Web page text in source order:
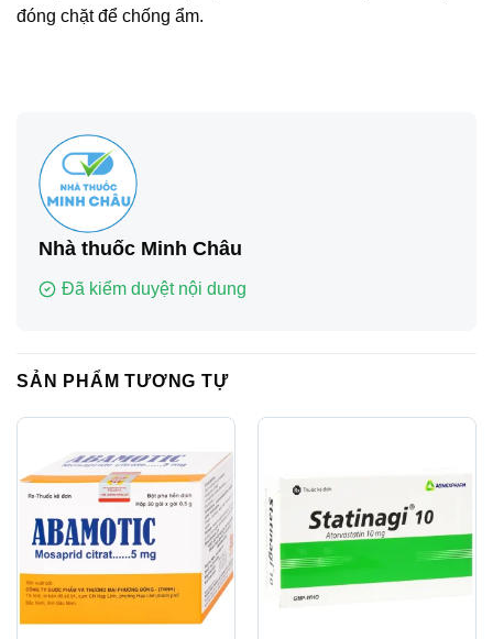
đóng chặt để chống ẩm.
Nhà thuốc Minh Châu
Đã kiểm duyệt nội dung
SẢN PHẨM TƯƠNG TỰ